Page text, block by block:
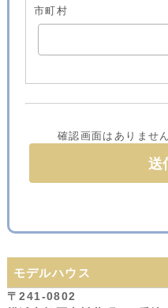
市町村
確認画面はありませ
モデルハウス
〒241-0802